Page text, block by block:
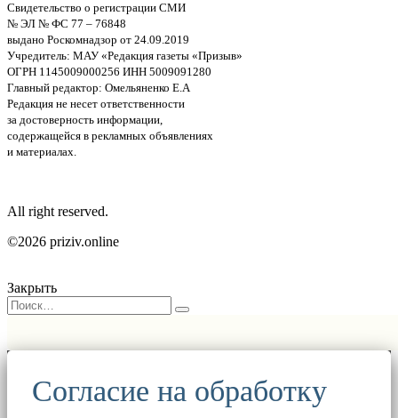
Свидетельство о регистрации СМИ
№ ЭЛ № ФС 77 – 76848
выдано Роскомнадзор от 24.09.2019
Учредитель: МАУ «Редакция газеты «Призыв»
ОГРН 1145009000256 ИНН 5009091280
Главный редактор: Омельяненко Е.А
Редакция не несет ответственности
за достоверность информации,
содержащейся в рекламных объявлениях
и материалах.
All right reserved.
©2026 priziv.online
Закрыть
Согласие на обработку